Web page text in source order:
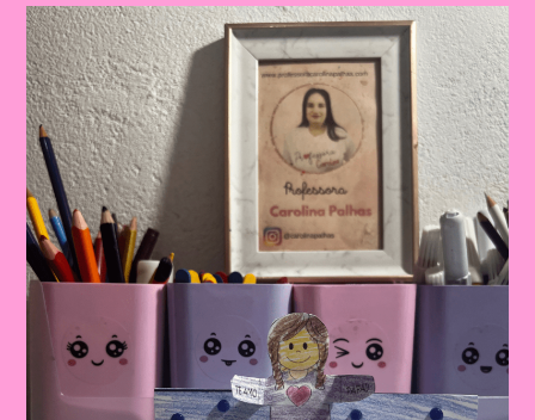
Pais
|
Dia
Dos
Pais:
Celebrando
A
Importância
Figura